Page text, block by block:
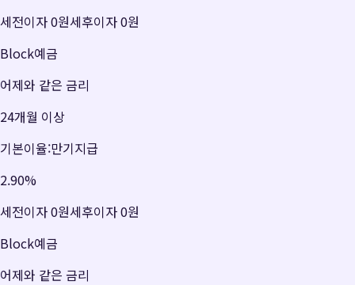
세전이자0원세후이자0원
Block예금
어제와 같은 금리
24개월 이상
기본이율:만기지급
2.90%
세전이자0원세후이자0원
Block예금
어제와 같은 금리